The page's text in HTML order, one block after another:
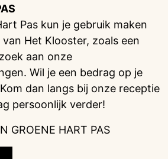
Pas kun je gebruik maken
Het Klooster, zoals een
aan onze
Wil je een bedrag op je
dan langs bij onze receptie
persoonlijk verder!
GROENE HART PAS